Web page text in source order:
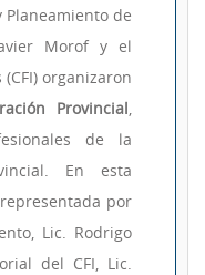
Planeamiento de
Morof y el
organizaron
Provincial,
de la
En esta
por
Lic. Rodrigo
del CFI, Lic.